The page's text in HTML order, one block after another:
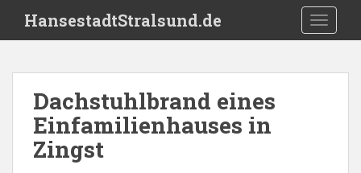
i
HansestadtStralsund.de
Dachstuhlbrand eines
Einfamilienhauses in
Zingst